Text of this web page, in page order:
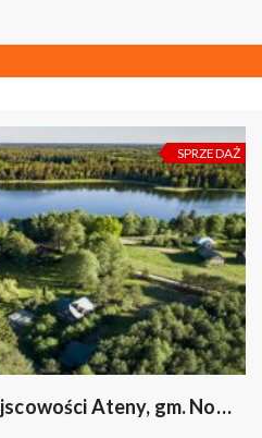
SPRZEDAŻ
Dom w malowniczej miejscowości Ateny, gm. Nowinka